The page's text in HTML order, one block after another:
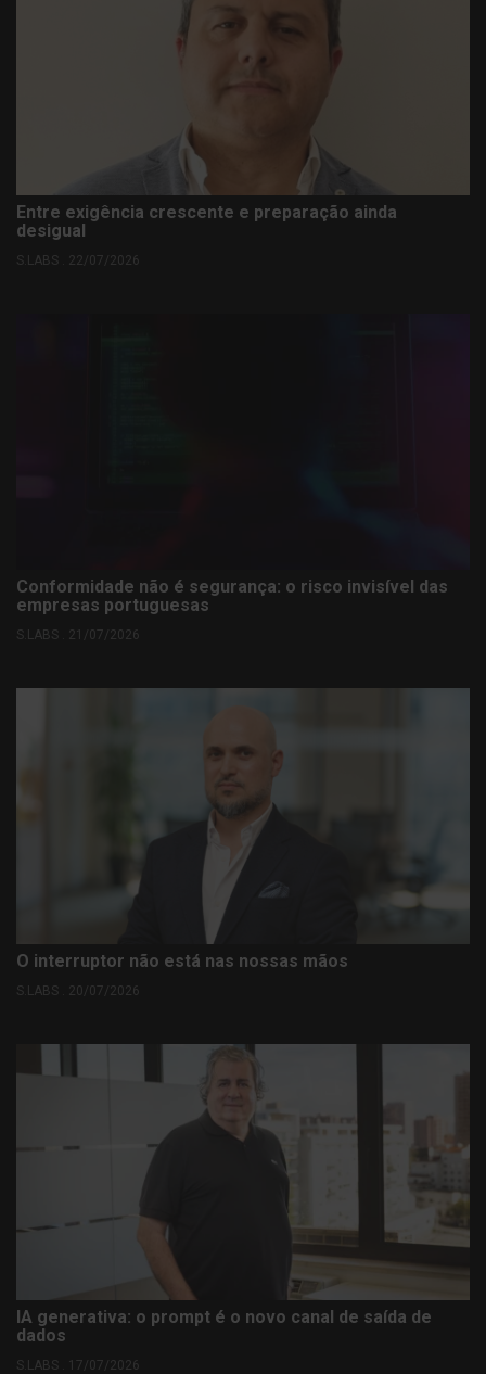
Entre exigência crescente e preparação ainda
desigual
S.LABS . 22/07/2026
Conformidade não é segurança: o risco invisível das
empresas portuguesas
S.LABS . 21/07/2026
O interruptor não está nas nossas mãos
S.LABS . 20/07/2026
IA generativa: o prompt é o novo canal de saída de
dados
S.LABS . 17/07/2026